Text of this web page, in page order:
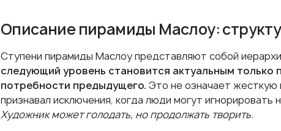
Описание пирамиды Маслоу:
Ступени пирамиды Маслоу представляют собой
следующий уровень становится актуальным только
потребности предыдущего. Это не означает
признавал исключения, когда люди могут
Художник может голодать, но продолжать творить.